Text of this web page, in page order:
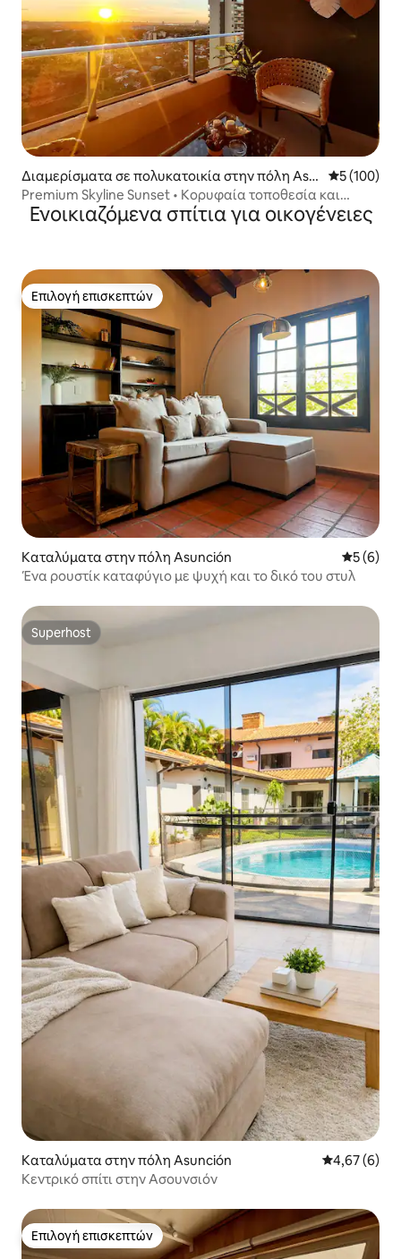
Διαμερίσματα σε πολυκατοικία στην πόλη Asu
nción
Μέση
5 (100)
Premium Skyline Sunset • Κορυφαία τοποθεσία και
πισίνα
Ενοικιαζόμενα σπίτια για οικογένειες
Επιλογή επισκεπτών
Επιλογή επισκεπτών
Καταλύματα στην πόλη Asunción Μέση
5 (6)
Ένα ρουστίκ καταφύγιο με ψυχή και το δικό του στυλ
Superhost
Superhost
Καταλύματα στην πόλη Asunción Μέση
4,67 (6)
Κεντρικό σπίτι στην Ασουνσιόν
Επιλογή επισκεπτών
Επιλογή επισκεπτών